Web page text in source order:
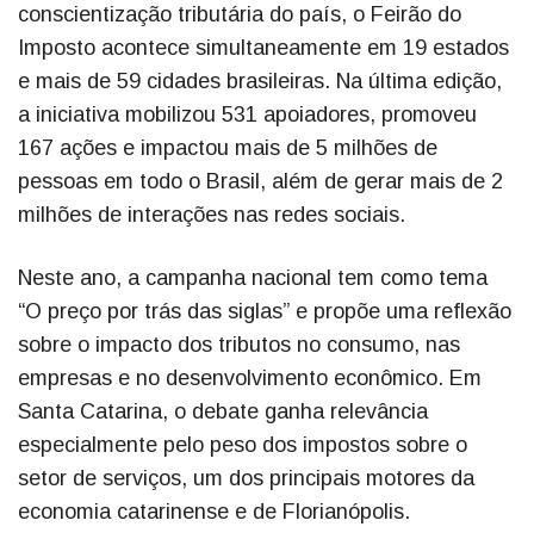
conscientização tributária do país, o Feirão do
Imposto acontece simultaneamente em 19 estados
e mais de 59 cidades brasileiras. Na última edição,
a iniciativa mobilizou 531 apoiadores, promoveu
167 ações e impactou mais de 5 milhões de
pessoas em todo o Brasil, além de gerar mais de 2
milhões de interações nas redes sociais.
Neste ano, a campanha nacional tem como tema
“O preço por trás das siglas” e propõe uma reflexão
sobre o impacto dos tributos no consumo, nas
empresas e no desenvolvimento econômico. Em
Santa Catarina, o debate ganha relevância
especialmente pelo peso dos impostos sobre o
setor de serviços, um dos principais motores da
economia catarinense e de Florianópolis.